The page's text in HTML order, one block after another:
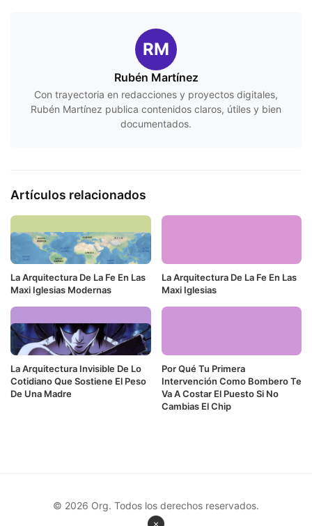
RM
Rubén Martínez
Con trayectoria en redacciones y proyectos digitales,
Rubén Martínez publica contenidos claros, útiles y bien
documentados.
Artículos relacionados
La Arquitectura De La Fe En Las
Maxi Iglesias Modernas
La Arquitectura De La Fe En Las
Maxi Iglesias
La Arquitectura Invisible De Lo
Cotidiano Que Sostiene El Peso
De Una Madre
Por Qué Tu Primera
Intervención Como Bombero Te
Va A Costar El Puesto Si No
Cambias El Chip
© 2026 Org. Todos los derechos reservados.